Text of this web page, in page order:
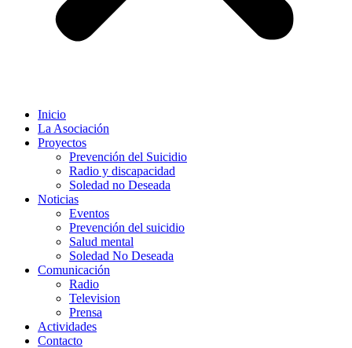
Inicio
La Asociación
Proyectos
Prevención del Suicidio
Radio y discapacidad
Soledad no Deseada
Noticias
Eventos
Prevención del suicidio
Salud mental
Soledad No Deseada
Comunicación
Radio
Television
Prensa
Actividades
Contacto